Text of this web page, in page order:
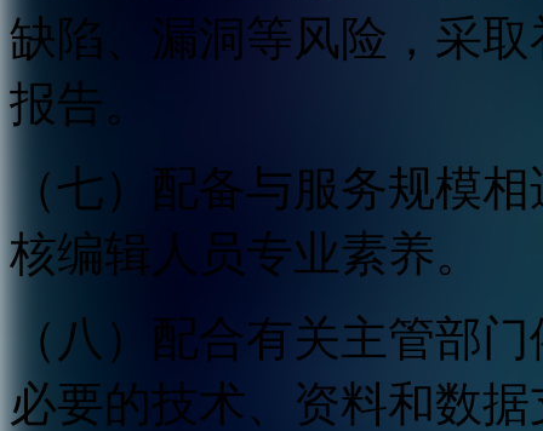
缺陷、漏洞等风险，采
报告。
（七）配备与服务规模
核编辑人员专业素养。
（八）配合有关主管部
必要的技术、资料和数